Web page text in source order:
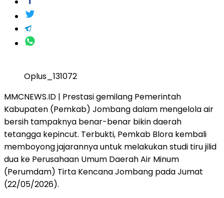
Oplus_131072
MMCNEWS.ID | Prestasi gemilang Pemerintah
Kabupaten (Pemkab) Jombang dalam mengelola air
bersih tampaknya benar-benar bikin daerah
tetangga kepincut. Terbukti, Pemkab Blora kembali
memboyong jajarannya untuk melakukan studi tiru jilid
dua ke Perusahaan Umum Daerah Air Minum
(Perumdam) Tirta Kencana Jombang pada Jumat
(22/05/2026).